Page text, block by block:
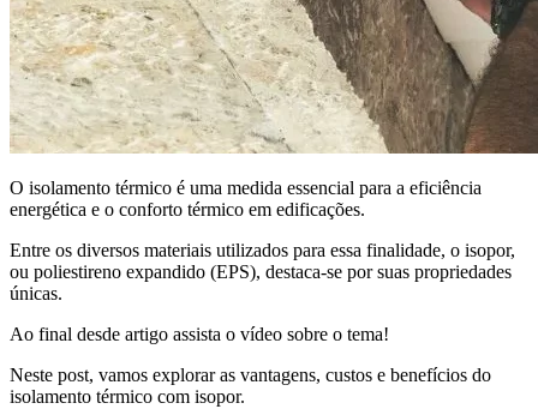
O isolamento térmico é uma medida essencial para a eficiência
energética e o conforto térmico em edificações.
Entre os diversos materiais utilizados para essa finalidade, o isopor,
ou poliestireno expandido (EPS), destaca-se por suas propriedades
únicas.
Ao final desde artigo assista o vídeo sobre o tema!
Neste post, vamos explorar as vantagens, custos e benefícios do
isolamento térmico com isopor.